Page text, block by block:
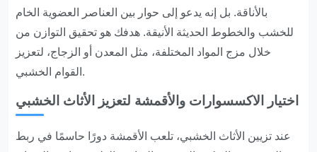
بالأناقة. بل إنه يدعو إلى حوار بين العناصر العضوية الخام
للخشب والخطوط الحديثة الأنيقة. هدفك هو تحقيق التوازن من
خلال مزج المواد المختلفة، مثل المعدن أو الزجاج، لتعزيز
القوام الخشبي.
اختيار الاكسسوارات والأقمشة لتعزيز الأثاث الخشبي
عند تزيين الأثاث الخشبي، تلعب الأقمشة دورًا حاسمًا في ربط